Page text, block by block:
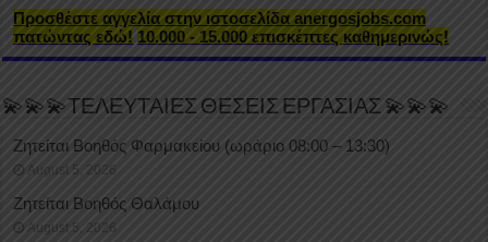
Προσθέστε αγγελία στην ιστοσελίδα anergosjobs.com
πατώντας εδώ! 10.000 - 15.000 επισκέπτες καθημερινώς!
💫💫💫ΤΕΛΕΥΤΑΙΕΣ ΘΕΣΕΙΣ ΕΡΓΑΣΙΑΣ 💫💫💫
Ζητείται Βοηθός Φαρμακείου (ωράριο 08:00 – 13:30)
August 5, 2026
Ζητείται Βοηθός Θαλάμου
August 5, 2026